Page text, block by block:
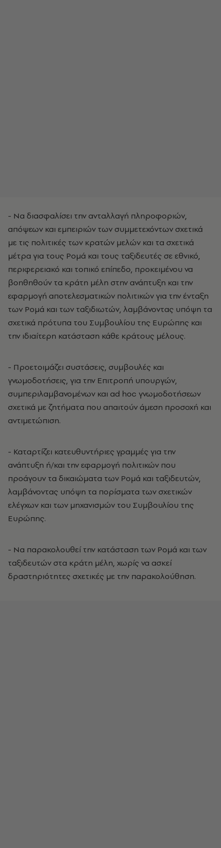
- Να διασφαλίσει την ανταλλαγή πληροφοριών,
απόψεων και εμπειριών των συμμετεχόντων σχετικά
με τις πολιτικές των κρατών μελών και τα σχετικά
μέτρα για τους Ρομά και τους ταξιδευτές σε εθνικό,
περιφερειακό και τοπικό επίπεδο, προκειμένου να
βοηθηθούν τα κράτη μέλη στην ανάπτυξη και την
εφαρμογή αποτελεσματικών πολιτικών για την ένταξη
των Ρομά και των ταξιδιωτών, λαμβάνοντας υπόψη τα
σχετικά πρότυπα του Συμβουλίου της Ευρώπης και
την ιδιαίτερη κατάσταση κάθε κράτους μέλους.
- Προετοιμάζει συστάσεις, συμβουλές και
γνωμοδοτήσεις, για την Επιτροπή υπουργών,
συμπεριλαμβανομένων και ad hoc γνωμοδοτήσεων
σχετικά με ζητήματα που απαιτούν άμεση προσοχή και
αντιμετώπιση.
- Καταρτίζει κατευθυντήριες γραμμές για την
ανάπτυξη ή/και την εφαρμογή πολιτικών που
προάγουν τα δικαιώματα των Ρομά και ταξιδευτών,
λαμβάνοντας υπόψη τα πορίσματα των σχετικών
ελέγχων και των μηχανισμών του Συμβουλίου της
Ευρώπης.
- Να παρακολουθεί την κατάσταση των Ρομά και των
ταξιδευτών στα κράτη μέλη, χωρίς να ασκεί
δραστηριότητες σχετικές με την παρακολούθηση.